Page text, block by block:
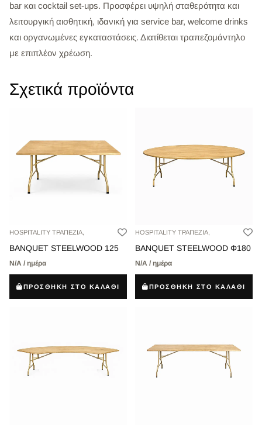
bar και cocktail set-ups. Προσφέρει υψηλή σταθερότητα και
λειτουργική αισθητική, ιδανική για service bar, welcome drinks
και οργανωμένες εγκαταστάσεις. Διατίθεται τραπεζομάντηλο
με επιπλέον χρέωση.
Σχετικά προϊόντα
HOSPITALITY ΤΡΑΠΕΖΙΑ,
BANQUET STEELWOOD 125
Ν/Α / ημέρα
ΠΡΟΣΘΗΚΗ ΣΤΟ ΚΑΛΑΘΙ
HOSPITALITY ΤΡΑΠΕΖΙΑ,
BANQUET STEELWOOD Φ180
Ν/Α / ημέρα
ΠΡΟΣΘΗΚΗ ΣΤΟ ΚΑΛΑΘΙ